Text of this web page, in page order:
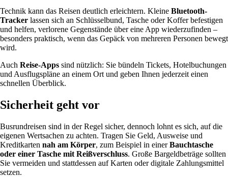
Technik kann das Reisen deutlich erleichtern. Kleine Bluetooth-
Tracker lassen sich an Schlüsselbund, Tasche oder Koffer befestigen
und helfen, verlorene Gegenstände über eine App wiederzufinden –
besonders praktisch, wenn das Gepäck von mehreren Personen bewegt
wird.
Auch Reise-Apps sind nützlich: Sie bündeln Tickets, Hotelbuchungen
und Ausflugspläne an einem Ort und geben Ihnen jederzeit einen
schnellen Überblick.
Sicherheit geht vor
Busrundreisen sind in der Regel sicher, dennoch lohnt es sich, auf die
eigenen Wertsachen zu achten. Tragen Sie Geld, Ausweise und
Kreditkarten nah am Körper, zum Beispiel in einerBauchtasche
oder einer Tasche mit Reißverschluss. Große Bargeldbeträge sollten
Sie vermeiden und stattdessen auf Karten oder digitale Zahlungsmittel
setzen.